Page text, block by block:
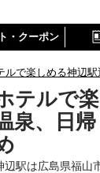
・クーポン
ルで楽しめる神辺
テルで
泉、日
辺駅は広島県福山